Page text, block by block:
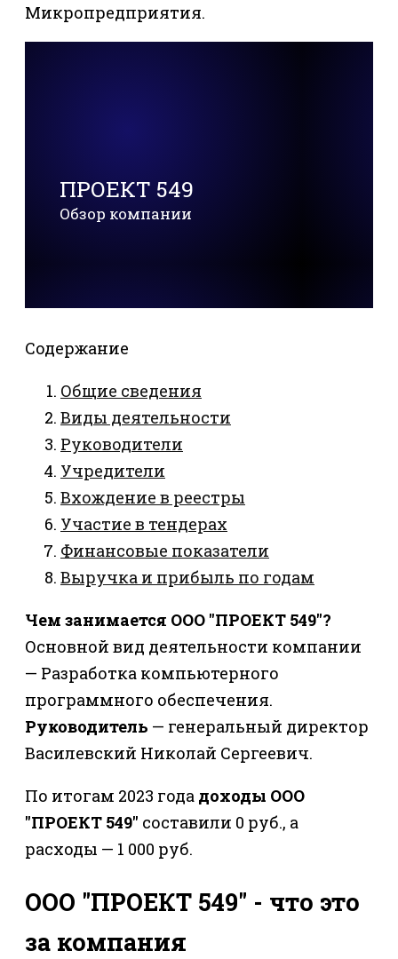
Микропредприятия.
ПРОЕКТ 549
Обзор компании
Содержание
Общие сведения
Виды деятельности
Руководители
Учредители
Вхождение в реестры
Участие в тендерах
Финансовые показатели
Выручка и прибыль по годам
Чем занимается ООО "ПРОЕКТ 549"?
Основной вид деятельности компании
— Разработка компьютерного
программного обеспечения.
Руководитель — генеральный директор
Василевский Николай Сергеевич.
По итогам 2023 года доходы ООО
"ПРОЕКТ 549" составили 0 руб., а
расходы — 1 000 руб.
ООО "ПРОЕКТ 549" - что это
за компания